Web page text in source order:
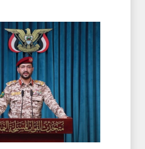
ÇAĞRI
09 Ağustos 2026